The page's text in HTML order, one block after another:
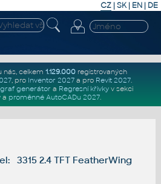
CZ | SK| EN | DE
nás, celkem 1.129.000registrovaných
, pro Inventor 2027a pro Revit 2027.
generátor a Regresní křivkyv sekci
a proměnné AutoCADu 2027.
3315 2.4 TFT FeatherWing